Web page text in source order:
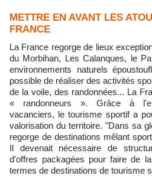
METTRE EN AVANT LES
FRANCE
La France regorge de lieux exceptionnels à découvrir : Le Golfe
du Morbihan, Les Calanques, le
environnements naturels
possible de réaliser des activités
de la voile, des randonnées... La
« randonneurs ». Grâce à
vacanciers, le tourisme sportif a
valorisation du territoire. "Dans sa
regorge de destinations mêlant
Il devenait nécessaire de
d'offres packagées pour faire de
termes de destinations de tourisme